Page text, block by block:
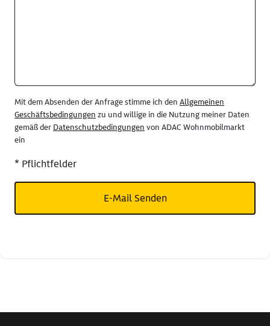
Mit dem Absenden der Anfrage stimme ich den Allgemeinen
Geschäftsbedingungen zu und willige in die Nutzung meiner Daten
gemäß der Datenschutzbedingungen von ADAC Wohnmobilmarkt
ein
* Pflichtfelder
E-Mail Senden